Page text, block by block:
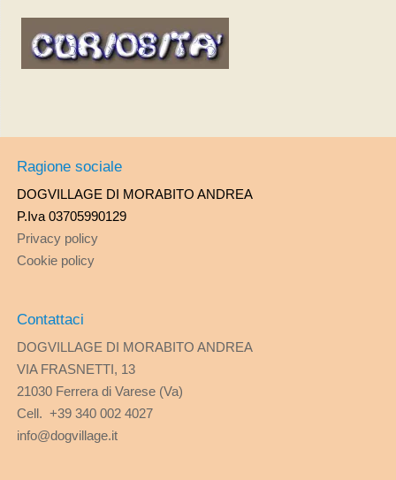
Ragione sociale
DOGVILLAGE DI MORABITO ANDREA
P.Iva 03705990129
Privacy policy
Cookie policy
Contattaci
DOGVILLAGE DI MORABITO ANDREA
VIA FRASNETTI, 13
21030 Ferrera di Varese (Va)
Cell. +39 340 002 4027
info@dogvillage.it